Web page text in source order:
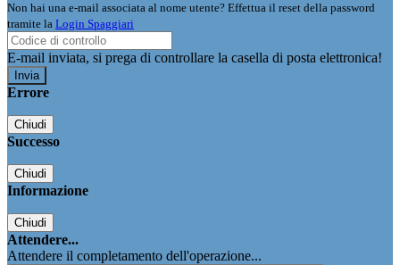
Non hai una e-mail associata al nome utente? Effettua il reset della password
tramite la Login Spaggiari
E-mail inviata, si prega di controllare la casella di posta elettronica!
Errore
Chiudi
Successo
Chiudi
Informazione
Chiudi
Attendere...
Attendere il completamento dell'operazione...